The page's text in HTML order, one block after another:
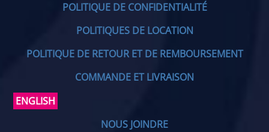
POLITIQUE DE CONFIDENTIALITÉ
POLITIQUES DE LOCATION
POLITIQUE DE RETOUR ET DE REMBOURSEMENT
COMMANDE ET LIVRAISON
ENGLISH
NOUS JOINDRE